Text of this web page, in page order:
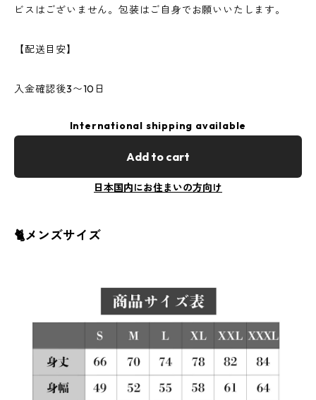
ビスはございません。包装はご自身でお願いいたします。
【配送目安】
入金確認後3〜10日
International shipping available
Add to cart
日本国内にお住まいの方向け
🐈メンズサイズ